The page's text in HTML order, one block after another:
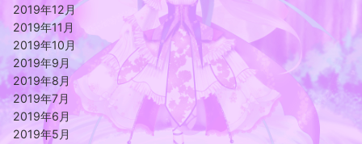
2019年12月
2019年11月
2019年10月
2019年9月
2019年8月
2019年7月
2019年6月
2019年5月